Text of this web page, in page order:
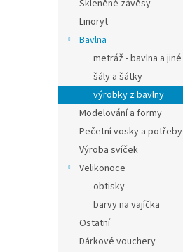
Skleněné závěsy
Linoryt
Bavlna
metráž - bavlna a jiné
šály a šátky
výrobky z bavlny
Modelování a formy
Pečetní vosky a potřeby
Výroba svíček
Velikonoce
obtisky
barvy na vajíčka
Ostatní
Dárkové vouchery